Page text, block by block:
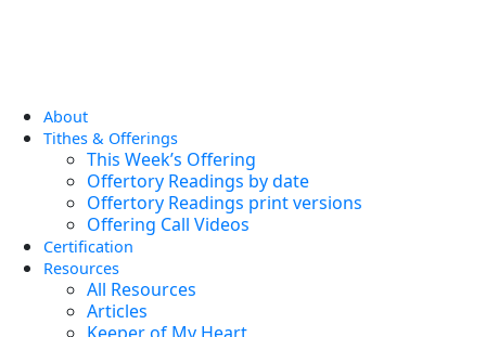
About
Tithes & Offerings
This Week’s Offering
Offertory Readings by date
Offertory Readings print versions
Offering Call Videos
Certification
Resources
All Resources
Articles